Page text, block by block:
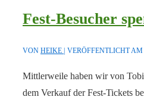
Fest-Besucher
VON HEIKE VERÖFFENTLICHT AM
Mittlerweile haben wir von
dem Verkauf der Fest-Tickets